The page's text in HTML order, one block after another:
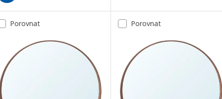
Porovnat Porovnat